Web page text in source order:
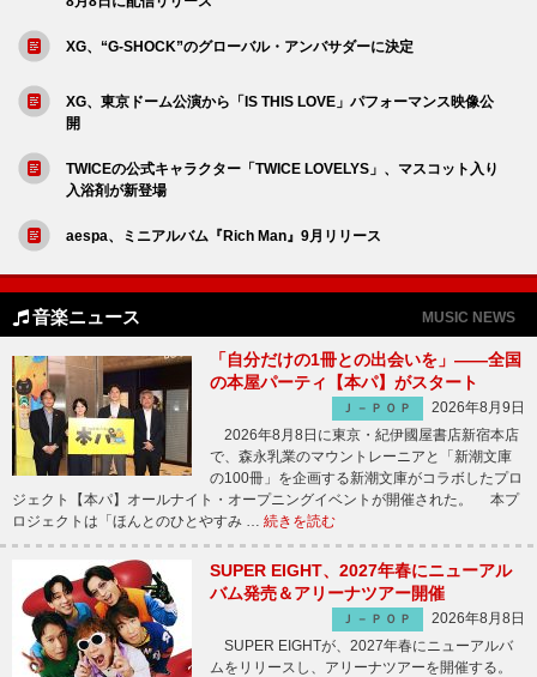
XG、“G-SHOCK”のグローバル・アンバサダーに決定
XG、東京ドーム公演から「IS THIS LOVE」パフォーマンス映像公
開
TWICEの公式キャラクター「TWICE LOVELYS」、マスコット入り
入浴剤が新登場
aespa、ミニアルバム『Rich Man』9月リリース
音楽ニュース MUSIC NEWS
「自分だけの1冊との出会いを」――全国
の本屋パーティ【本パ】がスタート
Ｊ－ＰＯＰ
2026年8月9日
2026年8月8日に東京・紀伊國屋書店新宿本店
で、森永乳業のマウントレーニアと「新潮文庫
の100冊」を企画する新潮文庫がコラボしたプロ
ジェクト【本パ】オールナイト・オープニングイベントが開催された。 本プ
ロジェクトは「ほんとのひとやすみ … 続きを読む
SUPER EIGHT、2027年春にニューアル
バム発売＆アリーナツアー開催
Ｊ－ＰＯＰ
2026年8月8日
SUPER EIGHTが、2027年春にニューアルバ
ムをリリースし、アリーナツアーを開催する。